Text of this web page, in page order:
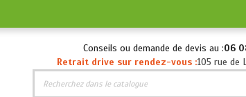
Conseils ou demande de devis au :06
Retrait drive sur rendez-vous :105 rue de